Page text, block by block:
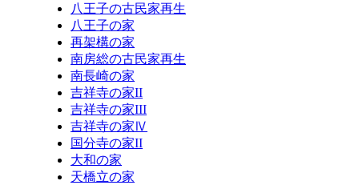
八王子の古民家再生
八王子の家
再架構の家
南房総の古民家再生
南長崎の家
吉祥寺の家II
吉祥寺の家III
吉祥寺の家Ⅳ
国分寺の家II
大和の家
天橋立の家